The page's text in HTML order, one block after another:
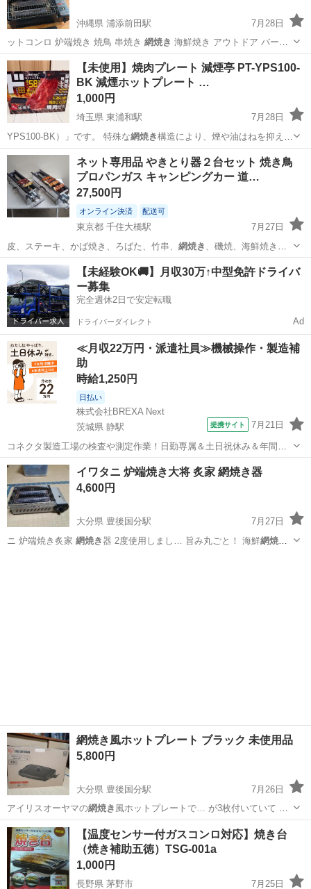
沖縄県 浦添前田駅
7月28日
ットコンロ 炉端焼き 焼鳥 串焼き 網焼き 海鮮焼き アウトドア バーベ
キュー …
沖縄 中頭郡 浦添前田駅 調理器具
【未使用】焼肉プレート 減煙亭 PT-YPS100-
BK 減煙ホットプレート …
1,000円
埼玉県 東浦和駅
7月28日
YPS100-BK）」です。 特殊な網焼き構造により、煙や油はねを抑えな
がら焼肉…
埼玉 川口市 東浦和駅 キッチン家電
ネット専用品 やきとり器２台セット 焼き鳥
プロパンガス キャンピングカー 道…
27,500円
オンライン決済 配送可
東京都 千住大橋駅
7月27日
皮、ステーキ、かば焼き、ろばた、竹串、 網焼き
、磯焼、海鮮焼き、
団子などなど。 …
東京 足立区 千住大橋駅 キッチン家電
【未経験OK🚚】月収30万↑中型免許ドライバ
ー募集
完全週休2日で安定転職
ドライバーダイレクト Ad
≪月収22万円・派遣社員≫機械操作・製造補
助
時給1,250円
日払い
株式会社BREXA Next
茨城県 静駅
提携サイト 7月21日
コネクタ製造工場の検査や測定作業！日勤専属＆土日祝休み＆年間休
日128日★クリーンルーム内作業★マイカー通勤OK＆無料駐車場あり
★就業先食堂利用可！日払い制度あり！《茨城県常陸大宮市》 人気の
工場のお仕事 ◇コネクタ製造工...
茨城 常陸大宮市 静駅 その他
イワタニ 炉端焼き大将 炙家 網焼き器
4,600円
大分県 豊後国分駅
7月27日
ニ 炉端焼き炙家 網焼き器 2度使用しまし… 旨み丸ごと！ 海鮮網焼き
網焼き風ホットプレート ブラック 未使用品
5,800円
大分県 豊後国分駅
7月26日
アイリスオーヤマの網焼き 風ホットプレートで… が3枚付いていて 網
焼き風プレートは 焼肉…
大分 大分市 豊後国分駅 キッチン家電
​【温度センサー付ガスコンロ対応】焼き台
（焼き補助五徳）TSG-001a
1,000円
長野県 茅野市
7月25日